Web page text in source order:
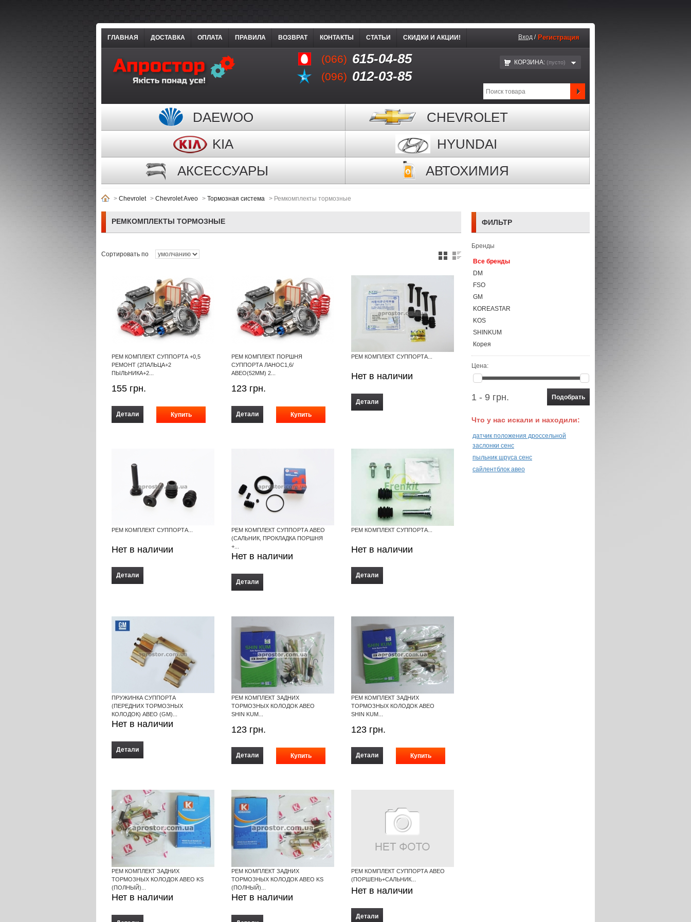
(066) 615-04-85
(096) 012-03-85
ГЛАВНАЯ ДОСТАВКА ОПЛАТА ПРАВИЛА ВОЗВРАТ КОНТАКТЫ СТАТЬИ СКИДКИ И АКЦИИ! Вход / Регистрация
КОРЗИНА: (пустo)
DAEWOO
CHEVROLET
KIA
HYUNDAI
АКСЕССУАРЫ
АВТОХИМИЯ
> Chevrolet > Chevrolet Aveo > Тормозная система > Ремкомплекты тормозные
РЕМКОМПЛЕКТЫ ТОРМОЗНЫЕ
Сортировать по
РЕМ КОМПЛЕКТ СУППОРТА +0,5
РЕМОНТ (2ПАЛЬЦА+2
ПЫЛЬНИКА+2...
155 грн.
Детали
РЕМ КОМПЛЕКТ ПОРШНЯ
СУППОРТА ЛАНОС1,6/
АВЕО(52ММ) 2...
123 грн.
Детали
РЕМ КОМПЛЕКТ СУППОРТА...
Нет в наличии
Детали
РЕМ КОМПЛЕКТ СУППОРТА...
Нет в наличии
Детали
РЕМ КОМПЛЕКТ СУППОРТА АВЕО
(САЛЬНИК, ПРОКЛАДКА ПОРШНЯ
+...
Нет в наличии
Детали
РЕМ КОМПЛЕКТ СУППОРТА...
Нет в наличии
Детали
ПРУЖИНКА СУППОРТА
(ПЕРЕДНИХ ТОРМОЗНЫХ
КОЛОДОК) АВЕО (GM)...
Нет в наличии
Детали
РЕМ КОМПЛЕКТ ЗАДНИХ
ТОРМОЗНЫХ КОЛОДОК АВЕО
SHIN KUM...
123 грн.
Детали
РЕМ КОМПЛЕКТ ЗАДНИХ
ТОРМОЗНЫХ КОЛОДОК АВЕО
SHIN KUM...
123 грн.
Детали
РЕМ КОМПЛЕКТ ЗАДНИХ
ТОРМОЗНЫХ КОЛОДОК АВЕО KS
(ПОЛНЫЙ)...
Нет в наличии
РЕМ КОМПЛЕКТ ЗАДНИХ
ТОРМОЗНЫХ КОЛОДОК АВЕО KS
(ПОЛНЫЙ)...
Нет в наличии
РЕМ КОМПЛЕКТ СУППОРТА АВЕО
(ПОРШЕНЬ+САЛЬНИК...
Нет в наличии
Детали
ФИЛЬТР
Бренды
Все бренды
DM
FSO
GM
KOREASTAR
KOS
SHINKUM
Корея
Цена:
1 - 9 грн.
Что у нас искали и находили:
датчик положения дроссельной
заслонки сенс
пыльник шруса сенс
сайлентблок авео